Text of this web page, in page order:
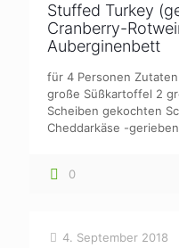
Stuffed Turkey
Cranberry-
Auberginenbett
für 4 Personen
große Süßkartoffel 2
Scheiben gekochten
Cheddarkäse -
0
4. September 2018